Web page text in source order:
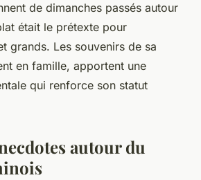
de dimanches passés autour
était le prétexte pour
grands. Les souvenirs de sa
en famille, apportent une
qui renforce son statut
autour du